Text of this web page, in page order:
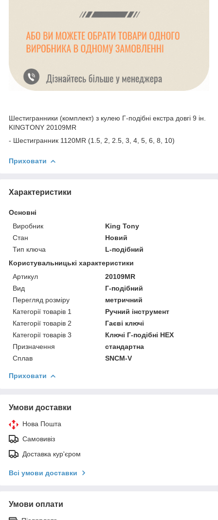
Шестигранники (комплект) з кулею Г-подібні екстра довгі 9 ін.
KINGTONY 20109MR
- Шестигранник 1120MR (1.5, 2, 2.5, 3, 4, 5, 6, 8, 10)
Приховати
Характеристики
Основні
Виробник
King Tony
Стан
Новий
Тип ключа
L-подібний
Користувальницькі характеристики
Артикул
20109MR
Вид
Г-подібний
Перегляд розміру
метричний
Категорії товарів 1
Ручний інструмент
Категорії товарів 2
Гаєві ключі
Категорії товарів 3
Ключі Г-подібні HEX
Призначення
стандартна
Сплав
SNCM-V
Приховати
Умови доставки
Нова Пошта
Самовивіз
Доставка кур'єром
Всі умови доставки
Умови оплати